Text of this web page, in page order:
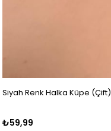
Siyah Renk Halka Küpe (Çift)
₺59,99